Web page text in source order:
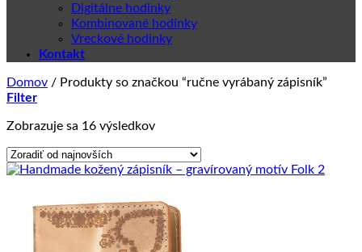
Digitálne hodinky
Kombinované hodinky
Vreckové hodinky
Kontakt
Domov / Produkty so značkou “ručne vyrábaný zápisník”
Filter
Zobrazuje sa 16 výsledkovZoradené
najnovších